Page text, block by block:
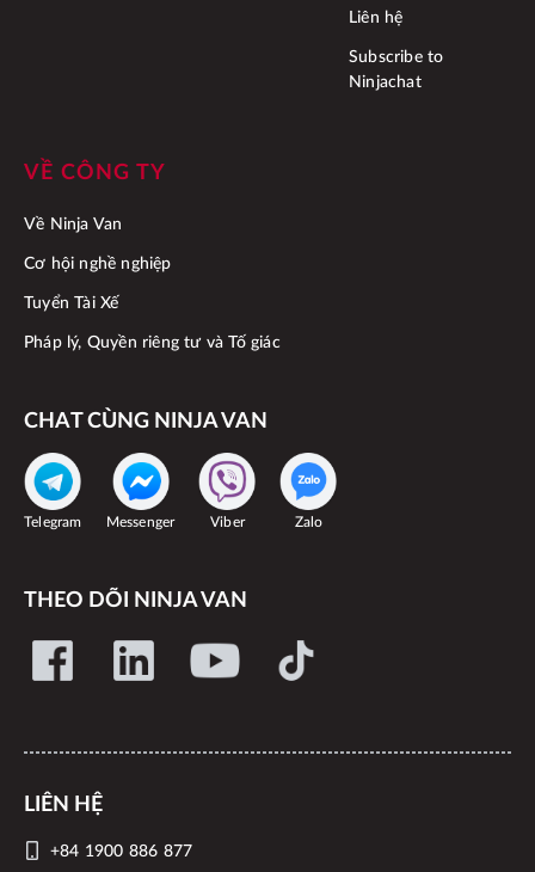
Liên hệ
Subscribe to
Ninjachat
VỀ CÔNG TY
Về Ninja Van
Cơ hội nghề nghiệp
Tuyển Tài Xế
Pháp lý, Quyền riêng tư và Tố giác
CHAT CÙNG NINJA VAN
Telegram Messenger Viber Zalo
THEO DÕI NINJA VAN
LIÊN HỆ
+84 1900 886 877